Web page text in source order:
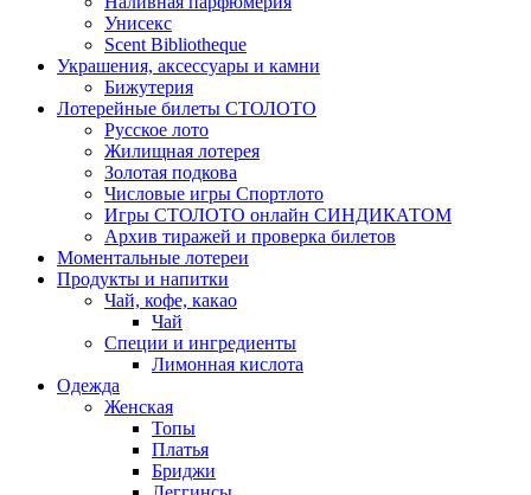
Унисекс
Scent Bibliotheque
Украшения, аксессуары и камни
Бижутерия
Лотерейные билеты СТОЛОТО
Русское лото
Жилищная лотерея
Золотая подкова
Числовые игры Спортлото
Игры СТОЛОТО онлайн СИНДИКАТОМ
Архив тиражей и проверка билетов
Моментальные лотереи
Продукты и напитки
Чай, кофе, какао
Чай
Специи и ингредиенты
Лимонная кислота
Одежда
Женская
Топы
Платья
Бриджи